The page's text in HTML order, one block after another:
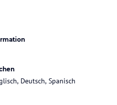
Deutsch, Spanisch